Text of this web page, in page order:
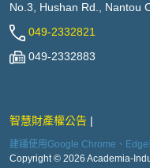
No.3, Hushan Rd., Nantou
049-2332821
049-2332883
智慧財產權公告
建議使用Google Chrome、
Copyright © 2026 Academia-